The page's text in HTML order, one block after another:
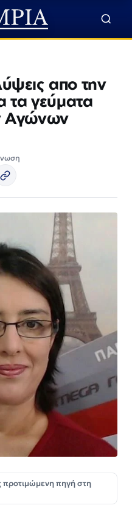
απο την
τα γεύματα
Αγώνων
πηγή στη